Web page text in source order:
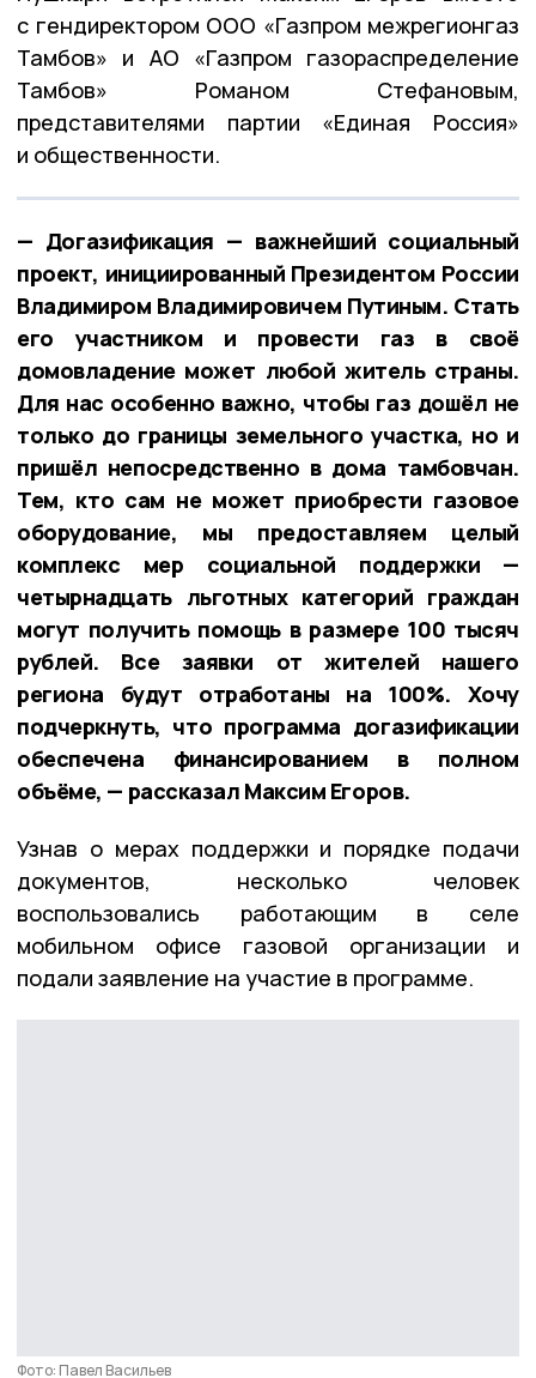
с гендиректором ООО «Газпром межрегионгаз
Тамбов» и АО «Газпром газораспределение
Тамбов» Романом Стефановым,
представителями партии «Единая Россия»
и общественности.
— Догазификация — важнейший социальный
проект, инициированный Президентом России
Владимиром Владимировичем Путиным. Стать
его участником и провести газ в своё
домовладение может любой житель страны.
Для нас особенно важно, чтобы газ дошёл не
только до границы земельного участка, но и
пришёл непосредственно в дома тамбовчан.
Тем, кто сам не может приобрести газовое
оборудование, мы предоставляем целый
комплекс мер социальной поддержки —
четырнадцать льготных категорий граждан
могут получить помощь в размере 100 тысяч
рублей. Все заявки от жителей нашего
региона будут отработаны на 100%. Хочу
подчеркнуть, что программа догазификации
обеспечена финансированием в полном
объёме, — рассказал Максим Егоров.
Узнав о мерах поддержки и порядке подачи
документов, несколько человек
воспользовались работающим в селе
мобильном офисе газовой организации и
подали заявление на участие в программе.
Фото: Павел Васильев